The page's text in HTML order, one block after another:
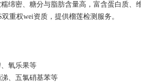
绵密、糖分与脂肪含量高，富含蛋白质
重权wei资质，提供榴莲检测服务。
氧乐果等
、五氯硝基苯等